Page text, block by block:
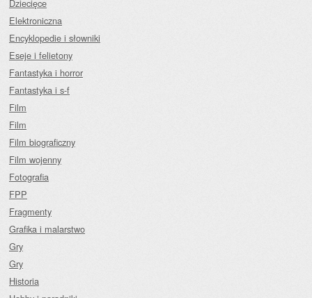
Dziecięce
Elektroniczna
Encyklopedie i słowniki
Eseje i felietony
Fantastyka i horror
Fantastyka i s-f
Film
Film
Film biograficzny
Film wojenny
Fotografia
FPP
Fragmenty
Grafika i malarstwo
Gry
Gry
Historia